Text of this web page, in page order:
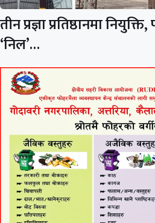
तीन प्रज्ञा प्रतिष्ठानमा
‘निल’…